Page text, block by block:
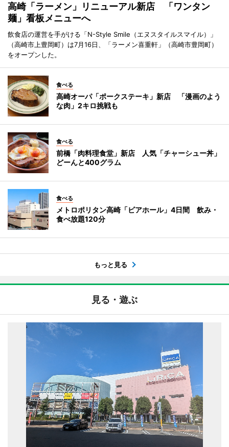
高崎「ラーメン」リニューアル新店 「ワンタン
麺」看板メニューへ
飲食店の運営を手がける「N-Style Smile（エヌスタイルスマイル）」
（高崎市上豊岡町）は7月16日、「ラーメン喜重軒」（高崎市豊岡町）
をオープンした。
食べる
高崎オーパ「ポークステーキ」新店 「漫画のよう
な肉」2キロ挑戦も
食べる
前橋「肉料理食堂」新店 人気「チャーシュー丼」
どーんと400グラム
食べる
メトロポリタン高崎「ビアホール」4日間 飲み・
食べ放題120分
もっと見る
見る・遊ぶ